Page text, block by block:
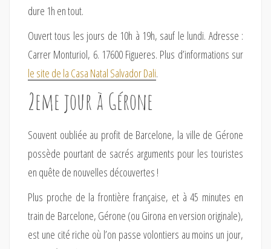
dure 1h en tout.
Ouvert tous les jours de 10h à 19h, sauf le lundi. Adresse :
Carrer Monturiol, 6. 17600 Figueres. Plus d’informations sur
le site de la Casa Natal Salvador Dali.
2eme jour à Gérone
Souvent oubliée au profit de Barcelone, la ville de Gérone
possède pourtant de sacrés arguments pour les touristes
en quête de nouvelles découvertes !
Plus proche de la frontière française, et à 45 minutes en
train de Barcelone, Gérone (ou Girona en version originale),
est une cité riche où l’on passe volontiers au moins un jour,